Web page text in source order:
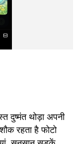
दुष्मंत थोड़ा अपनी
रहता है फोटो